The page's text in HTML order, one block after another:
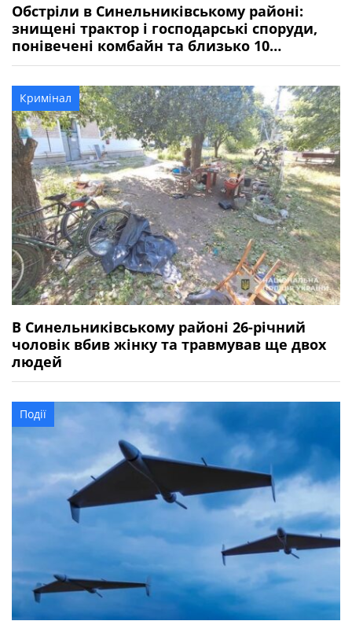
Обстріли в Синельниківському районі:
знищені трактор і господарські споруди,
понівечені комбайн та близько 10
будинків
Кримінал
В Синельниківському районі 26-річний
чоловік вбив жінку та травмував ще двох
людей
Події